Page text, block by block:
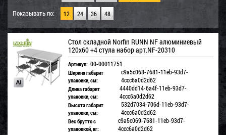
Показывать по: 12 24 36 48
Стол складной Norfin RUNN NF алюминиевый
120x60 +4 стула набор арт.NF-20310
Артикул: 00-00011751
Ширина габарит
упаковки, см:
c9a5c068-7681-11eb-93d7-
4ccc6a0d2d62
Длина габарит
упаковки, см:
4440dd14-6a4f-11eb-93d7-
4ccc6a0d2d62
Высота габарит
упаковки, см:
532d7034-706d-11eb-93d7-
4ccc6a0d2d62
Вес брутто с
упаковкой, кг:
c9a5c069-7681-11eb-93d7-
4ccc6a0d2d62